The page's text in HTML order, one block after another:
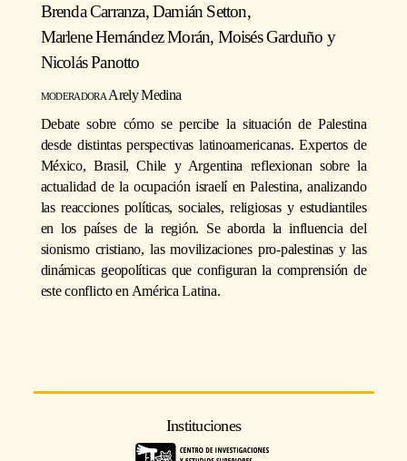
Brenda Carranza,Damián Setton,
Marlene Hernández Morán, Moisés Garduño y
Nicolás Panotto
moderadoraArely Medina
Debate sobre cómo se percibe la situación de Palestina
desde distintas perspectivas latinoamericanas. Expertos de
México, Brasil, Chile y Argentina reflexionan sobre la
actualidad de la ocupación israelí en Palestina, analizando
las reacciones políticas, sociales, religiosas y estudiantiles
en los países de la región. Se aborda la influencia del
sionismo cristiano, las movilizaciones pro-palestinas y las
dinámicas geopolíticas que configuran la comprensión de
este conflicto en América Latina.
Instituciones